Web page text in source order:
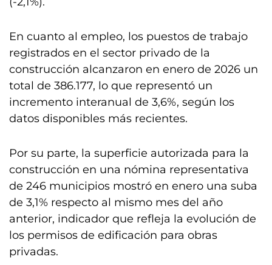
En cuanto al empleo, los puestos de trabajo
registrados en el sector privado de la
construcción alcanzaron en enero de 2026 un
total de 386.177, lo que representó un
incremento interanual de 3,6%, según los
datos disponibles más recientes.
Por su parte, la superficie autorizada para la
construcción en una nómina representativa
de 246 municipios mostró en enero una suba
de 3,1% respecto al mismo mes del año
anterior, indicador que refleja la evolución de
los permisos de edificación para obras
privadas.